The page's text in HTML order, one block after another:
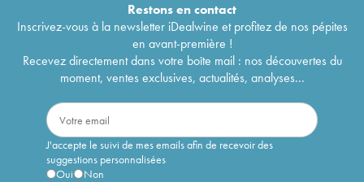
Restons encontact
Inscrivez-vous à la newsletter iDealwine et profitez de nos pépites
en avant-première !
Recevez directement dans votre boîte mail : nos découvertes du
moment, ventes exclusives, actualités, analyses...
J'accepte le suivi de mes emails afin de recevoir des
suggestions personnalisées
Oui
Non